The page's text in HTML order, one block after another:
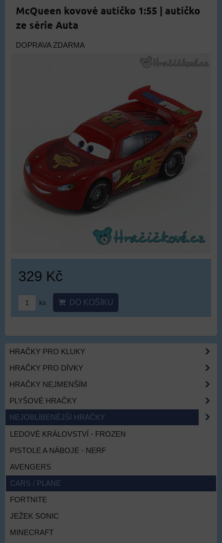
McQueen kovové autíčko 1:55 | autíčko
ze série Auta
DOPRAVA ZDARMA
329 Kč
ks DO KOŠÍKU
HRAČKY PRO KLUKY
HRAČKY PRO DÍVKY
HRAČKY NEJMENŠÍM
PLYŠOVÉ HRAČKY
NEJOBLÍBENĚJŠÍ HRAČKY
LEDOVÉ KRÁLOVSTVÍ - FROZEN
PISTOLE A NÁBOJE - NERF
AVENGERS
CARS / PLANE
FORTNITE
JEŽEK SONIC
MINECRAFT